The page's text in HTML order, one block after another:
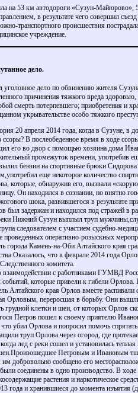
на 53 км автодороги «Сузун-Майюрово»,
в результате чего совершил
транспортного происшествия
учреждение.
дело.
уголовное дело по обвинению жителя
причинения тяжкого вреда
смерть потерпевшего; приобретения и
укрывательстве особо тяжкого
20 апреля 2014 года, когда в Сузуне, в
ссоры? В послеобеденное время в ходе
его во двор с помощью хозяина дома
промежуток времени, употребив
бензин на спортивные брюки
еще некоторое количество
которые, обнаружив его, вызвали
Он находился в сознании, но внятно
шока, развившегося в результате
был задержан и находился под стражей в
Нижний Сузун выплыл труп
следователем с участием судебно-
оперативно-розыскных
города Камень-на-Оби Алтайского края
что в феврале 2014 года
комитета.
взаимодействии с работниками ГУМВД
событий, которые привели к гибели
Алтайского края Орлов вместе
Орловым, переросшая в борьбу. Они
грудной клетки и шеи, от которых Орлов
Петров пошел к своему приятелю
что убил Орлова и попросил помочь
труп Орлова через огород, где
лед с реки сошел и установилась
Петровым и Ивановым
им добровольно сообщено его
соединены в одно производство. В
растения и наркотическое
года и хранившиеся до момента изъятия